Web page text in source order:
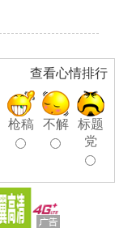
查看心情排行
枪稿 不解
标题
党